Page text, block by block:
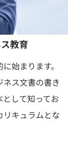
教育
始まります。
ス文書の書き
して知ってお
キュラムとな